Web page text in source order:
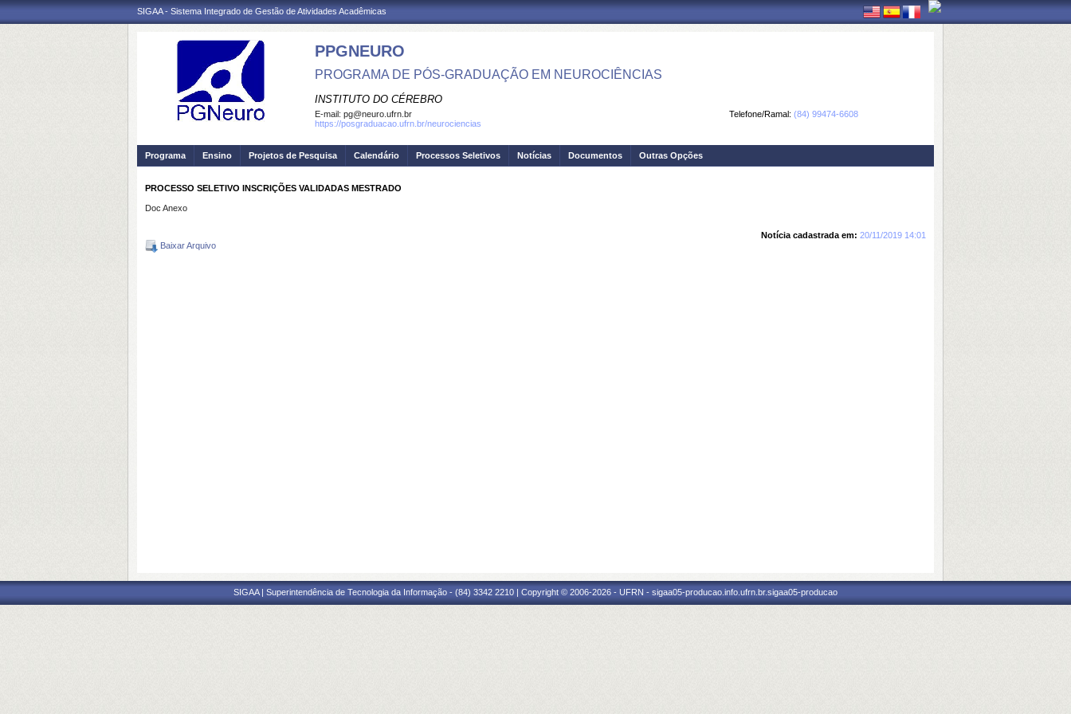
SIGAA - Sistema Integrado de Gestão de Atividades Acadêmicas
PPGNEURO
PROGRAMA DE PÓS-GRADUAÇÃO EM NEUROCIÊNCIAS
INSTITUTO DO CÉREBRO
Telefone/Ramal: (84) 99474-6608
E-mail: pg@neuro.ufrn.br
https://posgraduacao.ufrn.br/neurociencias
Programa Ensino Projetos de Pesquisa Calendário Processos Seletivos Notícias Documentos Outras Opções
PROCESSO SELETIVO INSCRIÇÕES VALIDADAS MESTRADO
Doc Anexo
Notícia cadastrada em: 20/11/2019 14:01
Baixar Arquivo
SIGAA | Superintendência de Tecnologia da Informação - (84) 3342 2210 | Copyright © 2006-2026 - UFRN - sigaa05-producao.info.ufrn.br.sigaa05-producao